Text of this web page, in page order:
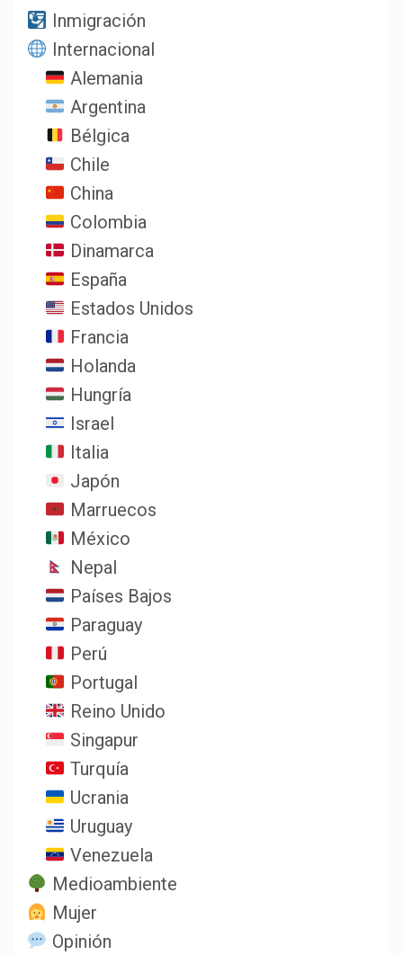
Inmigración
Internacional
Alemania
Argentina
Bélgica
Chile
China
Colombia
Dinamarca
España
Estados Unidos
Francia
Holanda
Hungría
Israel
Italia
Japón
Marruecos
México
Nepal
Países Bajos
Paraguay
Perú
Portugal
Reino Unido
Singapur
Turquía
Ucrania
Uruguay
Venezuela
Medioambiente
Mujer
Opinión